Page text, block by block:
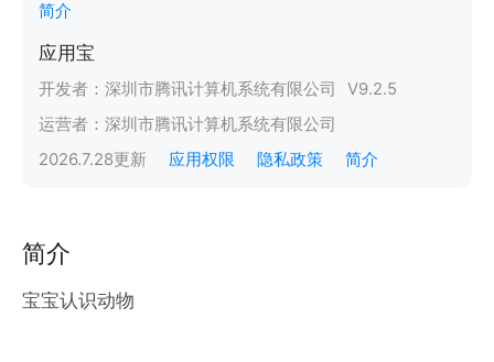
简介
应用宝
开发者： 深圳市腾讯计算机系统有限公司 V9.2.5
运营者： 深圳市腾讯计算机系统有限公司
2026.7.28更新 应用权限 隐私政策 简介
简介
宝宝认识动物